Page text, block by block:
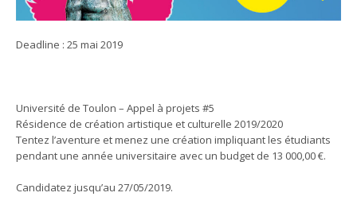
Deadline : 25 mai 2019
Université de Toulon – Appel à projets #5
Résidence de création artistique et culturelle 2019/2020
Tentez l’aventure et menez une création impliquant les étudiants
pendant une année universitaire avec un budget de 13 000,00 €.
Candidatez jusqu’au 27/05/2019.